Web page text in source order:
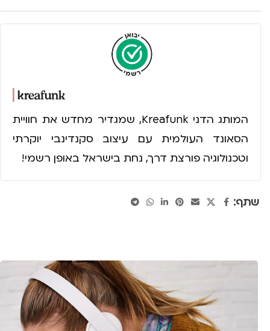
המותג הדני Kreafunk, שמגדיר מחדש את חוויית
הסאונד העולמית עם עיצוב סקנדינבי יוקרתי
וטכנולוגיה פורצת דרך, נחת בישראל באופן רשמי!
שתף: